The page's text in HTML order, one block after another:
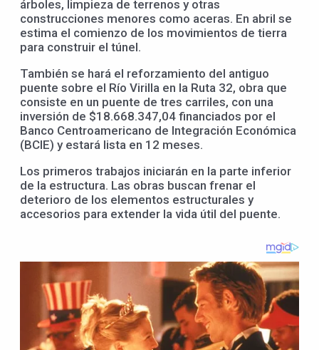
árboles, limpieza de terrenos y otras
construcciones menores como aceras. En abril se
estima el comienzo de los movimientos de tierra
para construir el túnel.
También se hará el reforzamiento del antiguo
puente sobre el Río Virilla en la Ruta 32, obra que
consiste en un puente de tres carriles, con una
inversión de $18.668.347,04 financiados por el
Banco Centroamericano de Integración Económica
(BCIE) y estará lista en 12 meses.
Los primeros trabajos iniciarán en la parte inferior
de la estructura. Las obras buscan frenar el
deterioro de los elementos estructurales y
accesorios para extender la vida útil del puente.